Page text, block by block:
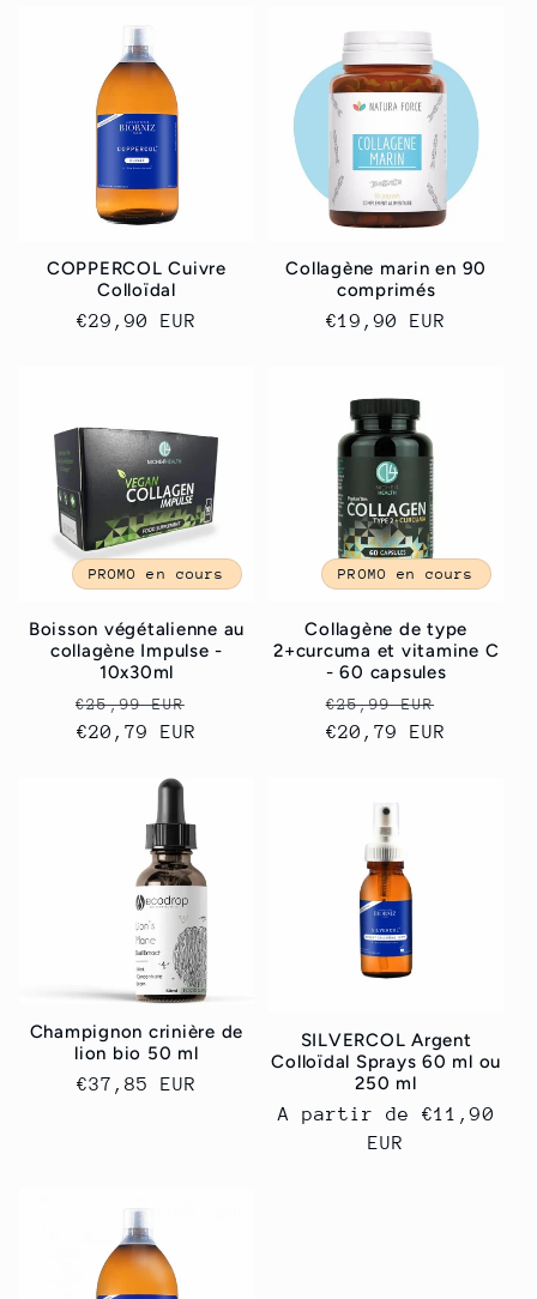
COPPERCOL Cuivre
Colloïdal
Prix
€29,90 EUR
Collagène marin en 90
comprimés
Prix
€19,90 EUR
PROMO en cours
Boisson végétalienne au
collagène Impulse -
10x30ml
Prix
habituel
€25,99 EUR
promotionnel
€20,79 EUR
PROMO en cours
Collagène de type
2+curcuma et vitamine C
- 60 capsules
Prix
habituel
€25,99 EUR
€20,79 EUR
Champignon crinière de
lion bio ‎50 ml
Prix
€37,85 EUR
SILVERCOL Argent
Colloïdal Sprays 60 ml ou
250 ml
Prix
A partir de€11,90
EUR